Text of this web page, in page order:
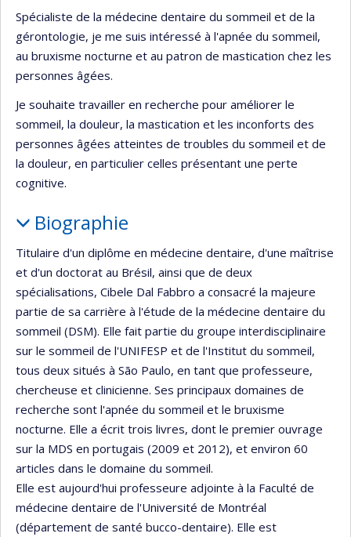
Spécialiste de la médecine dentaire du sommeil et de la
gérontologie, je me suis intéressé à l'apnée du sommeil,
au bruxisme nocturne et au patron de mastication chez les
personnes âgées.
Je souhaite travailler en recherche pour améliorer le
sommeil, la douleur, la mastication et les inconforts des
personnes âgées atteintes de troubles du sommeil et de
la douleur, en particulier celles présentant une perte
cognitive.
Biographie
Titulaire d'un diplôme en médecine dentaire, d'une maîtrise
et d'un doctorat au Brésil, ainsi que de deux
spécialisations, Cibele Dal Fabbro a consacré la majeure
partie de sa carrière à l'étude de la médecine dentaire du
sommeil (DSM). Elle fait partie du groupe interdisciplinaire
sur le sommeil de l'UNIFESP et de l'Institut du sommeil,
tous deux situés à São Paulo, en tant que professeure,
chercheuse et clinicienne. Ses principaux domaines de
recherche sont l'apnée du sommeil et le bruxisme
nocturne. Elle a écrit trois livres, dont le premier ouvrage
sur la MDS en portugais (2009 et 2012), et environ 60
articles dans le domaine du sommeil.
Elle est aujourd'hui professeure adjointe à la Faculté de
médecine dentaire de l'Université de Montréal
(département de santé bucco-dentaire). Elle est